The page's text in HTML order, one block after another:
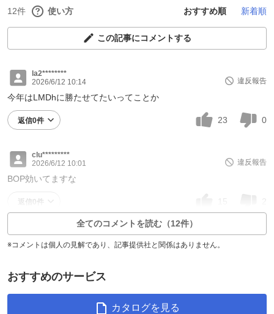
12件 使い方 おすすめ順 新着順
この記事にコメントする
la2********
2026/6/12 10:14
違反報告
今年はLMDhに勝たせてたいってことか
返信0件 23 0
clu*********
2026/6/12 10:01
違反報告
BOP効いてますな
返信0件 15
全てのコメントを読む（12件）
※コメントは個人の見解であり、記事提供社と関係はありません。
おすすめのサービス
カタログを見る